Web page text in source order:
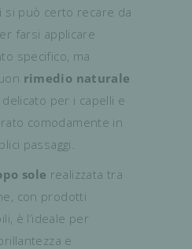
si può certo recare da
farsi applicare
specifico, ma
rimedio naturale
per i capelli e
comodamente in
passaggi.
sole realizzata tra
con prodotti
è l’ideale per
e